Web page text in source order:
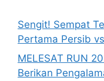
Sengit! Sempat
Pertama Persib
MELESAT RUN
Berikan